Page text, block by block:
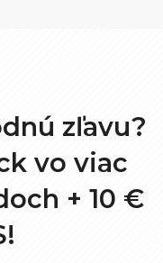
zľavu?
vo viac
+ 10 €